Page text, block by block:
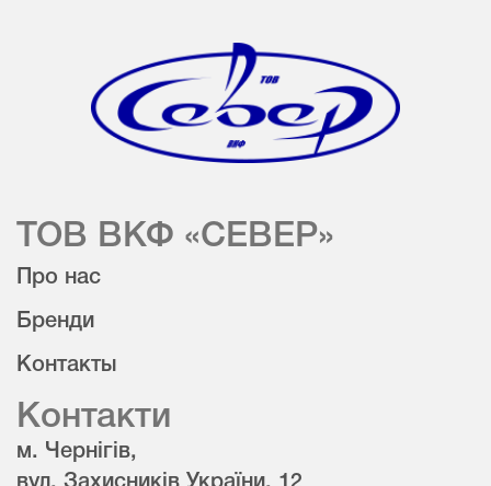
ТОВ ВКФ «СЕВЕР»
Про нас
Бренди
Контакты
Контакти
м. Чернігів,